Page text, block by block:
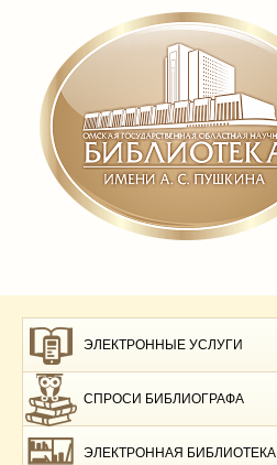
ЭЛЕКТРОННЫЕ УСЛУГИ
СПРОСИ БИБЛИОГРАФА
ЭЛЕКТРОННАЯ БИБЛИОТЕКА